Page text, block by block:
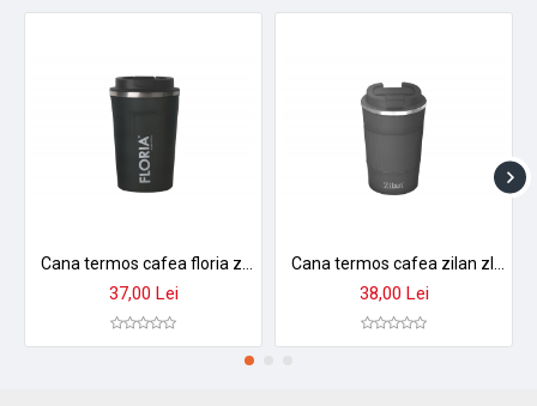
37,00 Lei 38,00 Lei